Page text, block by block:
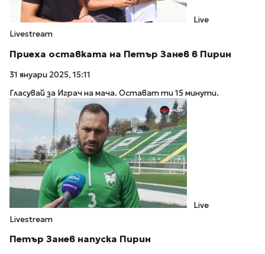
Live
Livestream
Приеха оставката на Петър Занев в Пирин
31 януари 2025, 15:11
Гласувай за Играч на мача. Остават ти 15 минути.
Live
Livestream
Петър Занев напуска Пирин